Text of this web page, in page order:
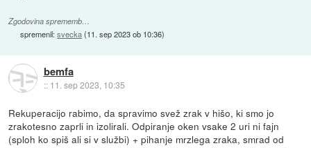
Zgodovina sprememb…
spremenil:svecka(11. sep 2023 ob 10:36)
bemfa
:: 11. sep 2023, 10:35
Rekuperacijo rabimo, da spravimo svež zrak v hišo, ki smo jo
zrakotesno zaprli in izolirali. Odpiranje oken vsake 2 uri ni fajn
(sploh ko spiš ali si v službi) + pihanje mrzlega zraka, smrad od